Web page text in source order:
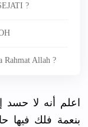
?
Rahmat Allah ?
اعلم أنه لا حسد
بنعمة فلك فيها